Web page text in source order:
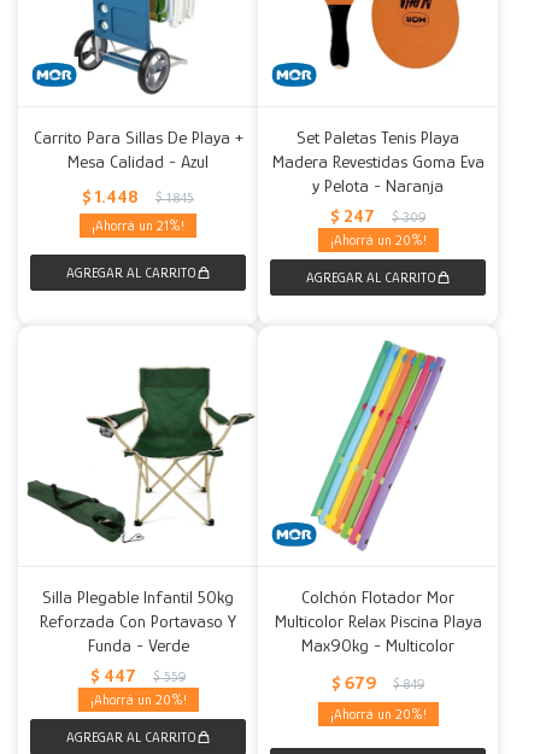
Carrito Para Sillas De Playa +
Mesa Calidad - Azul
$ 1.448 $ 1.845
21
Set Paletas Tenis Playa
Madera Revestidas Goma Eva
y Pelota - Naranja
$ 247 $ 309
20
Silla Plegable Infantil 50kg
Reforzada Con Portavaso Y
Funda - Verde
$ 447 $ 559
20
Colchón Flotador Mor
Multicolor Relax Piscina Playa
Max90kg - Multicolor
$ 679 $ 849
20